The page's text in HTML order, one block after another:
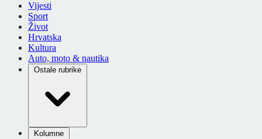
Vijesti
Sport
Život
Hrvatska
Kultura
Auto, moto & nautika
Ostale rubrike
Kolumne